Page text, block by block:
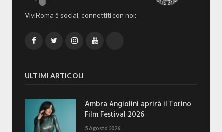
ViviRoma è social, connettiti con noi:
FacebookTwitterInstagramYouTube
ULTIMI ARTICOLI
Ambra Angiolini aprirà il Torino
Film Festival 2026
5 Agosto 2026